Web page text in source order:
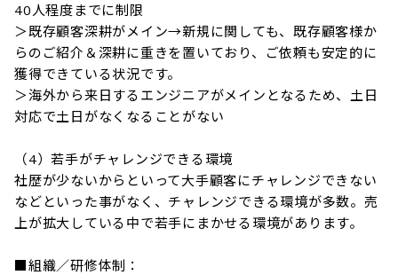
40人程度までに制限
＞既存顧客深耕がメイン→新規に関しても、既存顧客様か
らのご紹介＆深耕に重きを置いており、ご依頼も安定的に
獲得できている状況です。
＞海外から来日するエンジニアがメインとなるため、土日
対応で土日がなくなることがない
（4）若手がチャレンジできる環境
社歴が少ないからといって大手顧客にチャレンジできない
などといった事がなく、チャレンジできる環境が多数。売
上が拡大している中で若手にまかせる環境があります。
■組織／研修体制：